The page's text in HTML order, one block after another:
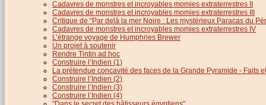
Cadavres de monstres et incroyables momies extraterrestres II
Cadavres de monstres et incroyables momies extraterrestres III
Critique de “Par delà la mer Noire : Les mystérieux Paracas du
Cadavres de monstres et incroyables momies extraterrestres IV
L’étrange voyage de Humphries Brewer
Un projet à soutenir
Rendre Tintin ad hoc
Construire l’Indien (1)
La prétendue concavité des faces de la Grande Pyramide - Faits
Construire l’Indien (2)
Construire l’Indien (3)
Construire l’Indien (4)